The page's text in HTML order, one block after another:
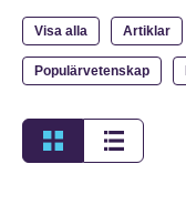
Visa alla Artiklar
Populärvetenskap